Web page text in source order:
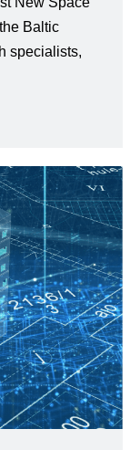
Baltic
specialists,